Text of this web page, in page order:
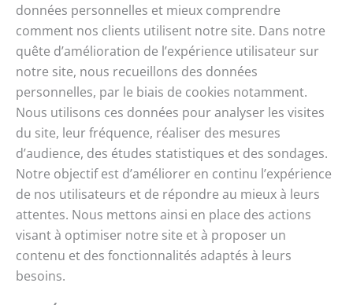
données personnelles et mieux comprendre
comment nos clients utilisent notre site. Dans notre
quête d’amélioration de l’expérience utilisateur sur
notre site, nous recueillons des données
personnelles, par le biais de cookies notamment.
Nous utilisons ces données pour analyser les visites
du site, leur fréquence, réaliser des mesures
d’audience, des études statistiques et des sondages.
Notre objectif est d’améliorer en continu l’expérience
de nos utilisateurs et de répondre au mieux à leurs
attentes. Nous mettons ainsi en place des actions
visant à optimiser notre site et à proposer un
contenu et des fonctionnalités adaptés à leurs
besoins.